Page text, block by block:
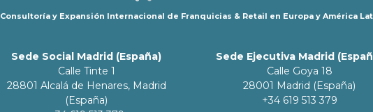
Consultoría y Expansión Internacional de Franquicias & Retail en Europa y América
Sede Social Madrid (España)
Calle Tinte 1
28801 Alcalá de Henares, Madrid
(España)
Sede Ejecutiva Madrid
Calle Goya 18
28001 Madrid (España)
+34 619 513 379